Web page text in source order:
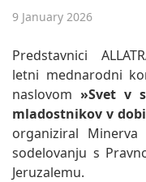
9 January 2026
Predstavnici
letni mednarodni
naslovom »Svet v
mladostnikov v
organiziral
sodelovanju s
Jeruzalemu.